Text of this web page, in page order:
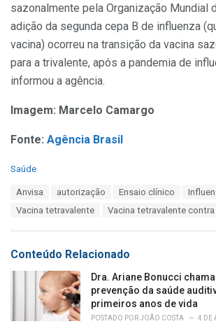
sazonalmente pela Organização Mundial
adição da segunda cepa B de influenza
vacina) ocorreu na transição da vacina
para a trivalente, após a pandemia de
informou a agência.
Imagem: Marcelo Camargo
Fonte: Agência Brasil
C
i
e
Saúde
Anvisa autorização Ensaio clínico
Vacina tetravalente
Vacina tetravalente
Conteúdo Relacionado
Dra. Ariane Bonucci
prevenção da saúde
primeiros anos de vida
POSTADO PORJOÃO COSTA 4 DE